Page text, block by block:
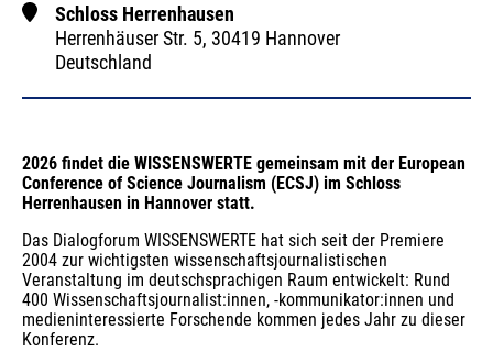
Schloss Herrenhausen
Herrenhäuser Str. 5, 30419 Hannover
Deutschland
2026 findet die WISSENSWERTE gemeinsam mit der European
Conference of Science Journalism (ECSJ) im Schloss
Herrenhausen in Hannover statt.
Das Dialogforum WISSENSWERTE hat sich seit der Premiere
2004 zur wichtigsten wissenschaftsjournalistischen
Veranstaltung im deutschsprachigen Raum entwickelt: Rund
400 Wissenschaftsjournalist:innen, -kommunikator:innen und
medieninteressierte Forschende kommen jedes Jahr zu dieser
Konferenz.